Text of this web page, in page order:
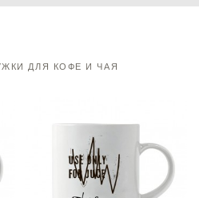
ДЛЯ КОФЕ И ЧАЯ